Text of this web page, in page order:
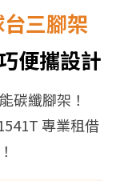
三腳架
便攜設計
碳纖腳架！
專業租借